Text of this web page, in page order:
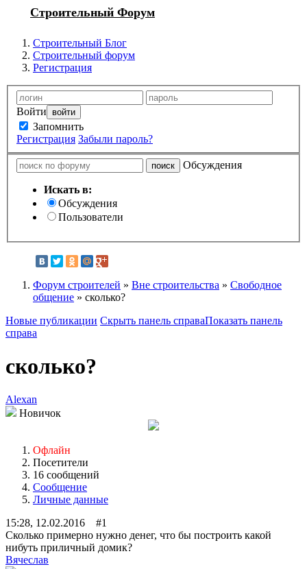
Строительный Форум
Строительный Блог
Строительный форум
Регистрация
Войти
Запомнить
Регистрация Забыли пароль?
Обсуждения
Искать в:
Обсуждения
Пользователи
Форум строителей » Вне строительства » Свободное
общение » сколько?
Новые публикации Скрыть панель справаПоказать панель
справа
сколько?
Alexan
Новичок
Офлайн
Посетители
16 сообщений
Сообщение
Личные данные
15:28, 12.02.2016 #1
Сколько примерно нужно денег, что бы построить какой
нибуть приличный домик?
Вячеслав